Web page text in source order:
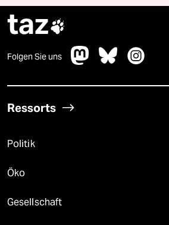
taz
Folgen Sie uns
Ressorts
Politik
Öko
Gesellschaft